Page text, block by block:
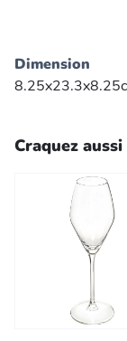
Dimension
Craquez aussi